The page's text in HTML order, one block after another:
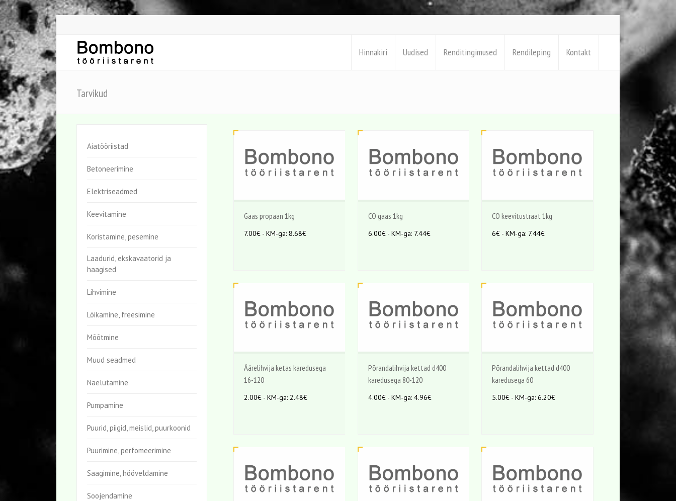
Hinnakiri Uudised Renditingimused Rendileping Kontakt
Tarvikud
Gaas propaan 1kg
7.00€ - KM-ga: 8.68€
CO gaas 1kg
6.00€ - KM-ga: 7.44€
CO keevitustraat 1kg
6€ - KM-ga: 7.44€
Äärelihvija ketas karedusega
16-120
2.00€ - KM-ga: 2.48€
Põrandalihvija kettad d400
karedusega 80-120
4.00€ - KM-ga: 4.96€
Põrandalihvija kettad d400
karedusega 60
5.00€ - KM-ga: 6.20€
Aiatööriistad
Betoneerimine
Elektriseadmed
Keevitamine
Koristamine, pesemine
Laadurid, ekskavaatorid ja
haagised
Lihvimine
Lõikamine, freesimine
Mõõtmine
Muud seadmed
Naelutamine
Pumpamine
Puurid, piigid, meislid, puurkoonid
Puurimine, perfomeerimine
Saagimine, hööveldamine
Soojendamine